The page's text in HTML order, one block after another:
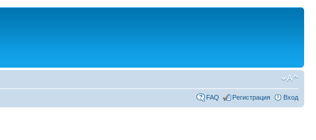
FAQ Регистрация Вход